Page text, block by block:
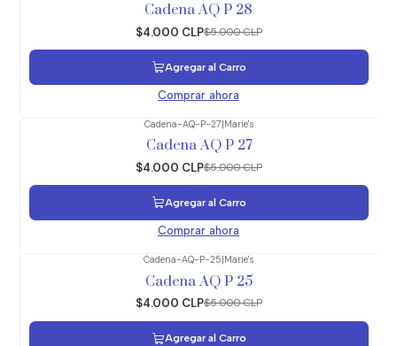
Cadena AQ P 28
$4.000 CLP$5.000 CLP
Agregar al Carro
Comprar ahora
Cadena-AQ-P-27|Marie's
Cadena AQ P 27
$4.000 CLP$5.000 CLP
Agregar al Carro
Comprar ahora
Cadena-AQ-P-25|Marie's
Cadena AQ P 25
$4.000 CLP$5.000 CLP
Agregar al Carro